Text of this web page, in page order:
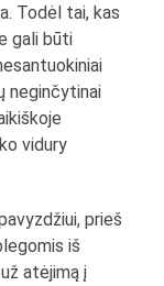
Todėl tai, kas
gali būti
neginčytinai
vidury
prieš
iš
atėjimą į